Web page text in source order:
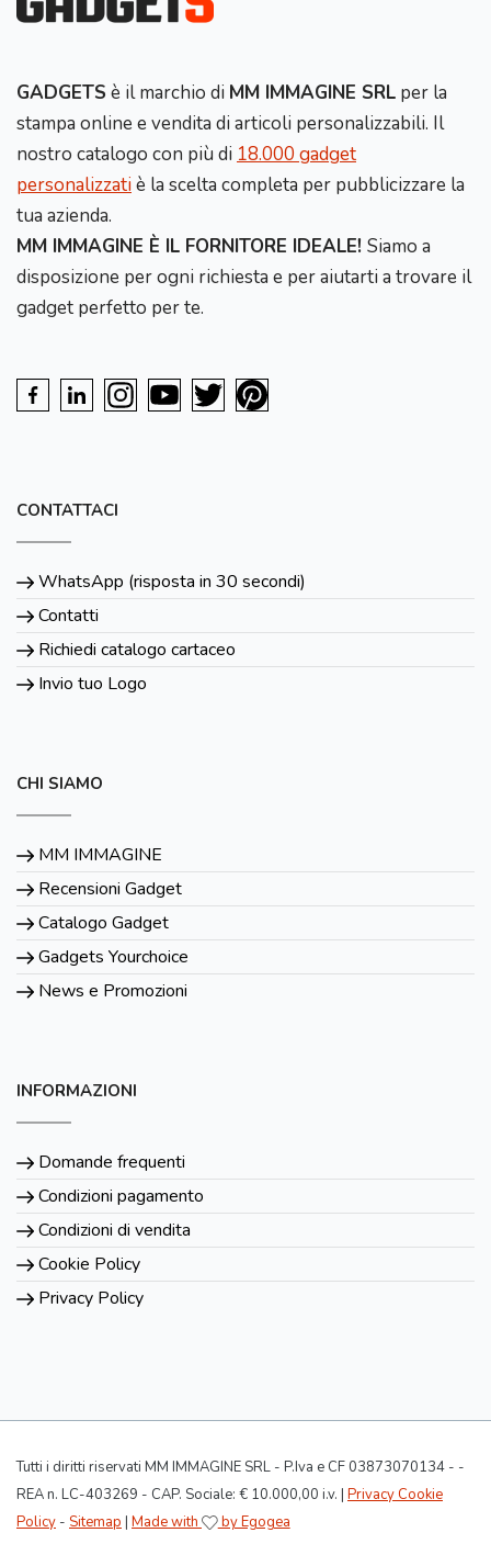
GADGETS è il marchio di MM IMMAGINE SRL per la
stampa online e vendita di articoli personalizzabili. Il
nostro catalogo con più di 18.000 gadget
personalizzatiè la scelta completa per pubblicizzare la
tua azienda.
MM IMMAGINE È IL FORNITORE IDEALE! Siamo a
disposizione per ogni richiesta e per aiutarti a trovare il
gadget perfetto per te.
CONTATTACI
WhatsApp (risposta in 30 secondi)
Contatti
Richiedi catalogo cartaceo
Invio tuo Logo
CHI SIAMO
MM IMMAGINE
Recensioni Gadget
Catalogo Gadget
Gadgets Yourchoice
News e Promozioni
INFORMAZIONI
Domande frequenti
Condizioni pagamento
Condizioni di vendita
Cookie Policy
Privacy Policy
Tutti i diritti riservati MM IMMAGINE SRL - P.Iva e CF 03873070134 - -
REA n. LC-403269 - CAP. Sociale: € 10.000,00 i.v. | Privacy Cookie
Policy - Sitemap | Made with by Egogea